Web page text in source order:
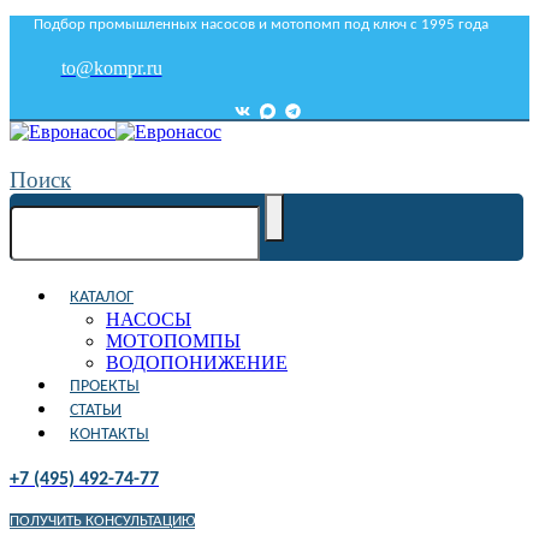
Подбор промышленных насосов и мотопомп под ключ с 1995 года
to@kompr.ru
Поиск
КАТАЛОГ
НАСОСЫ
МОТОПОМПЫ
ВОДОПОНИЖЕНИЕ
ПРОЕКТЫ
СТАТЬИ
КОНТАКТЫ
+7 (495) 492-74-77
ПОЛУЧИТЬ КОНСУЛЬТАЦИЮ